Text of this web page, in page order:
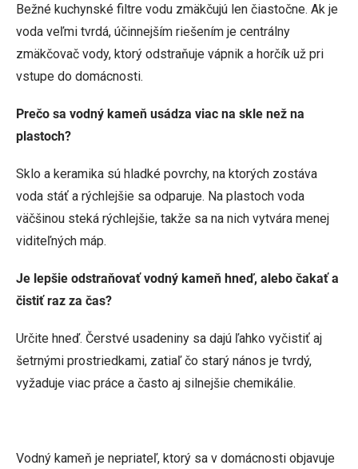
Bežné kuchynské filtre vodu zmäkčujú len čiastočne. Ak je
voda veľmi tvrdá, účinnejším riešením je centrálny
zmäkčovač vody, ktorý odstraňuje vápnik a horčík už pri
vstupe do domácnosti.
Prečo sa vodný kameň usádza viac na skle než na
plastoch?
Sklo a keramika sú hladké povrchy, na ktorých zostáva
voda stáť a rýchlejšie sa odparuje. Na plastoch voda
väčšinou steká rýchlejšie, takže sa na nich vytvára menej
viditeľných máp.
Je lepšie odstraňovať vodný kameň hneď, alebo čakať a
čistiť raz za čas?
Určite hneď. Čerstvé usadeniny sa dajú ľahko vyčistiť aj
šetrnými prostriedkami, zatiaľ čo starý nános je tvrdý,
vyžaduje viac práce a často aj silnejšie chemikálie.
Vodný kameň je nepriateľ, ktorý sa v domácnosti objavuje